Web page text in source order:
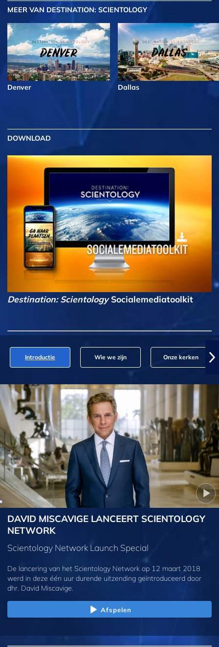
MEER VAN DESTINATION: SCIENTOLOGY
Denver Dallas
DOWNLOAD
Destination: ScientologySocialemediatoolkit
Introductie Wie we zijn Onze kerken
DAVID MISCAVIGE LANCEERT SCIENTOLOGY
NETWORK
Scientology Network Launch Special
De lancering van het Scientology Network op 12 maart 2018
werd in deze één uur durende uitzending geïntroduceerd door
dhr. David Miscavige.
Afspelen